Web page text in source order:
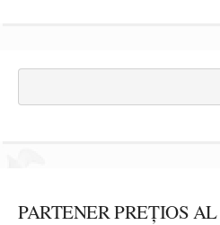
PARTENER PREȚIOS AL